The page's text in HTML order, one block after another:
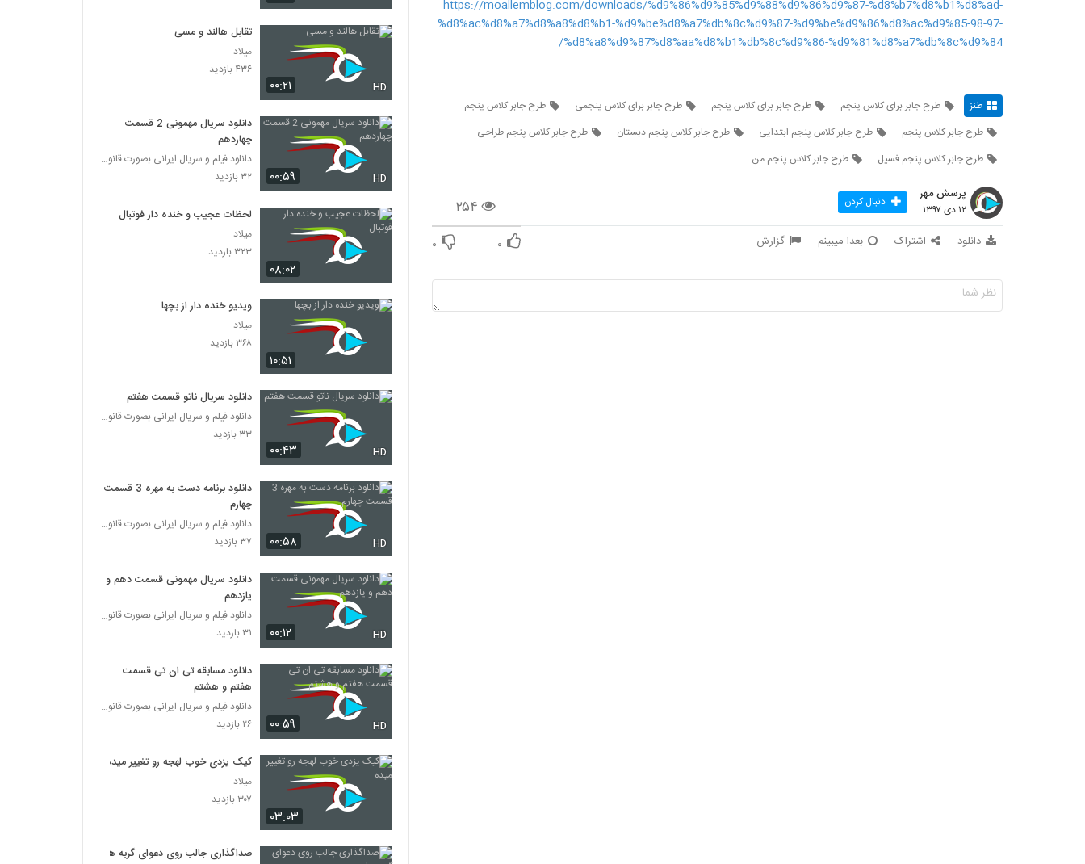
https://moallemblog.com/downloads/%d9%86%d9%85%d9%88%d9%86%d9%87-%d8%b7%d8%b1%d8%ad-
%d8%ac%d8%a7%d8%a8%d8%b1-%d9%be%d8%a7%db%8c%d9%87-%d9%be%d9%86%d8%ac%d9%85-98-97-
%d8%a8%d9%87%d8%aa%d8%b1%db%8c%d9%86-%d9%81%d8%a7%db%8c%d9%84/
طنز طرح جابر برای کلاس پنجم طرح جابر برای کلاس پنجم طرح جابر برای کلاس پنجمی
طرح جابر كلاس پنجم
طرح جابر کلاس پنجم
طرح جابر کلاس پنجم ابتدایی طرح جابر کلاس پنجم دبستان
طرح جابر کلاس پنجم طراحی
طرح جابر کلاس پنجم فسیل
طرح جابر کلاس پنجم من
۲۵۴
پرسش مهر
۱۲ دی ۱۳۹۷ دنبال کردن
دانلود اشتراک بعدا میبینم گزارش ۰ ۰
۰۰:۲۱ HD
تقابل هالند و مسی
میلاد
۴۳۶ بازدید
۰۰:۵۹ HD
دانلود سریال مهمونی 2 قسمت
چهاردهم
دانلود فیلم و سریال ایرانی بصورت قانونی
۳۲ بازدید
۰۸:۰۲
لحظات عجیب و خنده دار فوتبال
میلاد
۳۲۳ بازدید
۱۰:۵۱
ویدیو خنده دار از بچها
میلاد
۳۶۸ بازدید
۰۰:۴۳ HD
دانلود سریال ناتو قسمت هفتم
دانلود فیلم و سریال ایرانی بصورت قانونی
۳۳ بازدید
۰۰:۵۸ HD
دانلود برنامه دست به مهره 3 قسمت
چهارم
دانلود فیلم و سریال ایرانی بصورت قانونی
۳۷ بازدید
۰۰:۱۲ HD
دانلود سریال مهمونی قسمت دهم و
یازدهم
دانلود فیلم و سریال ایرانی بصورت قانونی
۳۱ بازدید
۰۰:۵۹ HD
دانلود مسابقه تی ان تی قسمت
هفتم و هشتم
دانلود فیلم و سریال ایرانی بصورت قانونی
۲۶ بازدید
۰۳:۰۳
کیک یزدی خوب لهجه رو تغییر میده
میلاد
۳۰۷ بازدید
صداگذاری جالب روی دعوای گربه ها